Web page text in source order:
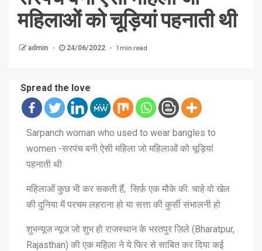
महिलाओं को चूड़ियां पहनाती थी
admin 24/06/2022 1 min read
Spread the love
Sarpanch woman who used to wear bangles to
women -सरपंच बनी ऐसी महिला जो महिलाओं को चूड़ियां
पहनाती थी
महिलाओं कुछ भी कर सकती हैं, सिर्फ़ एक मौके की. चाहे वो खेल
की दुनिया में परचम लहराना हो या सत्ता की कुर्सी संभालनी हो
शुभन्यूज न्यूज जो शुभ हो राजस्थान के भरतपुर ज़िले (Bharatpur,
Rajasthan) की एक महिला ने ये फिर से साबित कर दिया कई